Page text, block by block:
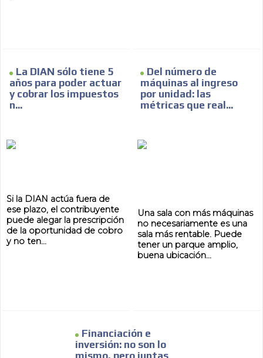
La DIAN sólo tiene 5
años para poder actuar
y cobrar los impuestos
n...
Si la DIAN actúa fuera de
ese plazo, el contribuyente
puede alegar la prescripción
de la oportunidad de cobro
y no ten...
Del número de
máquinas al ingreso
por unidad: las
métricas que real...
Una sala con más máquinas
no necesariamente es una
sala más rentable. Puede
tener un parque amplio,
buena ubicación...
Financiación e
inversión: no son lo